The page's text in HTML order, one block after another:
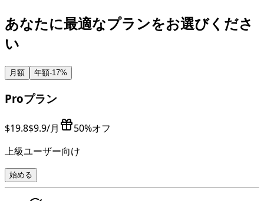
あなたに最適なプランをお選びくださ
い
月額 年額-17%
Proプラン
$19.8$9.9/月
50%オフ
上級ユーザー向け
始める